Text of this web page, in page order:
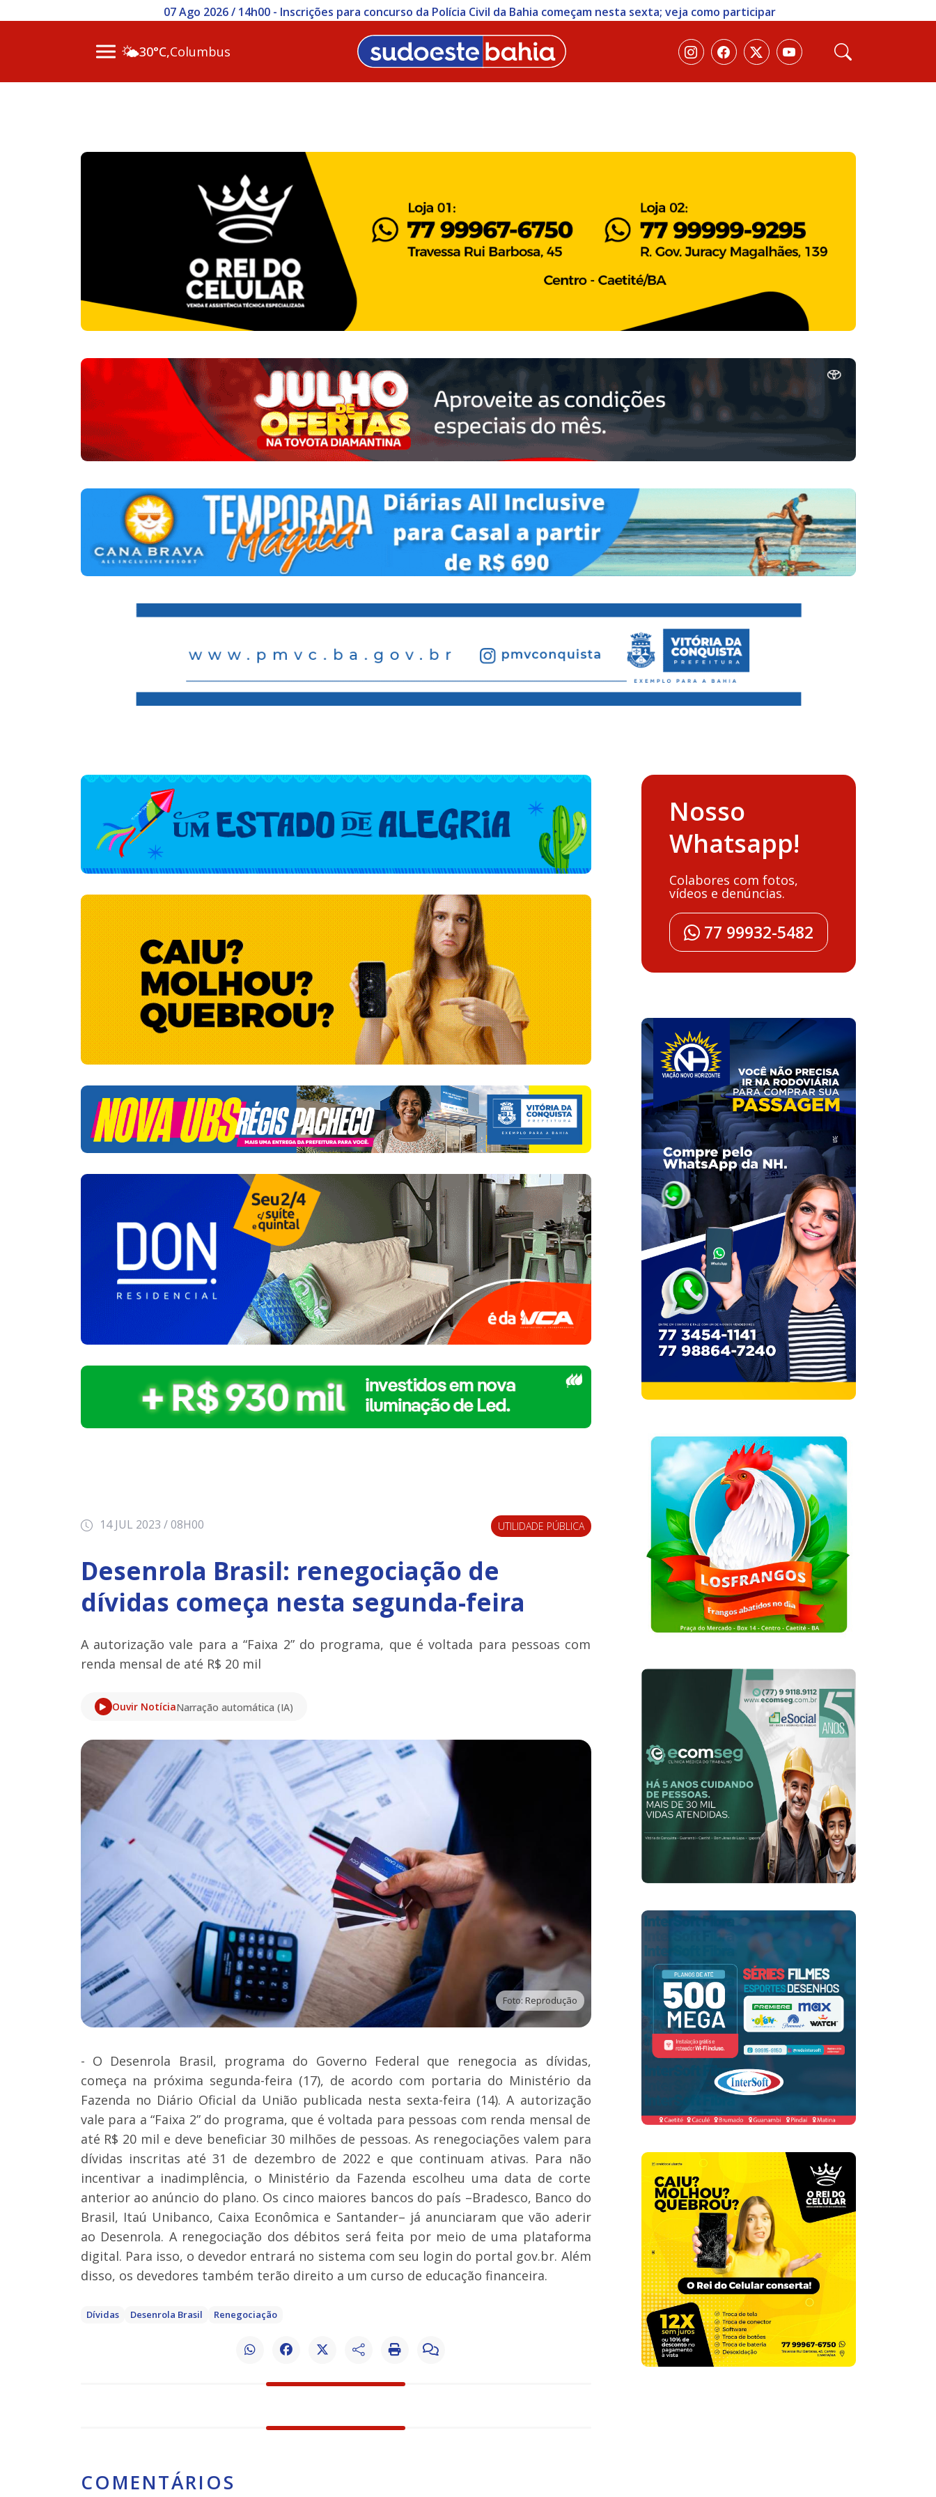
07 Ago 2026 / 14h00 - Inscrições para concurso da Polícia Civil da Bahia começam nesta sexta; veja como participar
🌤️30°C,Columbus
14 JUL 2023 / 08H00 UTILIDADE PÚBLICA
Desenrola Brasil: renegociação de
dívidas começa nesta segunda-feira
A autorização vale para a “Faixa 2” do programa, que é voltada para pessoas com
renda mensal de até R$ 20 mil
Ouvir NotíciaNarração automática (IA)
Foto: Reprodução
- O Desenrola Brasil, programa do Governo Federal que renegocia as dívidas,
começa na próxima segunda-feira (17), de acordo com portaria do Ministério da
Fazenda no Diário Oficial da União publicada nesta sexta-feira (14). A autorização
vale para a “Faixa 2” do programa, que é voltada para pessoas com renda mensal de
até R$ 20 mil e deve beneficiar 30 milhões de pessoas. As renegociações valem para
dívidas inscritas até 31 de dezembro de 2022 e que continuam ativas. Para não
incentivar a inadimplência, o Ministério da Fazenda escolheu uma data de corte
anterior ao anúncio do plano. Os cinco maiores bancos do país –Bradesco, Banco do
Brasil, Itaú Unibanco, Caixa Econômica e Santander– já anunciaram que vão aderir
ao Desenrola. A renegociação dos débitos será feita por meio de uma plataforma
digital. Para isso, o devedor entrará no sistema com seu login do portal gov.br. Além
disso, os devedores também terão direito a um curso de educação financeira.
Dívidas Desenrola Brasil Renegociação
COMENTÁRIOS
Nosso
Whatsapp!
Colabores com fotos,
vídeos e denúncias.
77 99932-5482